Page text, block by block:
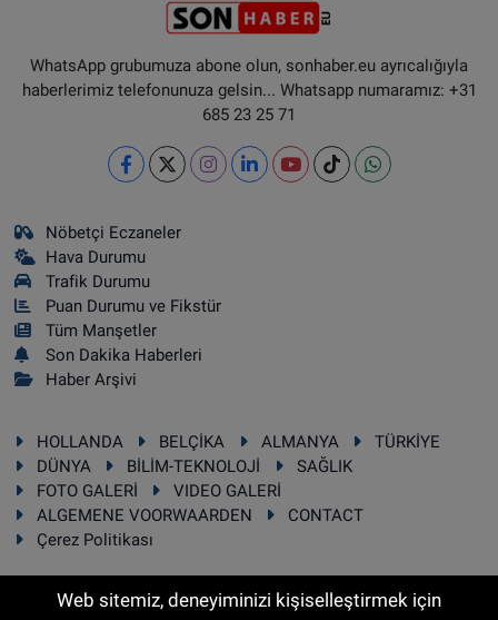
WhatsApp grubumuza abone olun, sonhaber.eu ayrıcalığıyla
haberlerimiz telefonunuza gelsin... Whatsapp numaramız: +31
685 23 25 71
Nöbetçi Eczaneler
Hava Durumu
Trafik Durumu
Puan Durumu ve Fikstür
Tüm Manşetler
Son Dakika Haberleri
Haber Arşivi
HOLLANDA BELÇİKA ALMANYA
TÜRKİYE
DÜNYA
BİLİM-TEKNOLOJİ
SAĞLIK
FOTO GALERİ
VIDEO GALERİ
ALGEMENE VOORWAARDEN
CONTACT
Çerez Politikası
Web sitemiz, deneyiminizi kişiselleştirmek için